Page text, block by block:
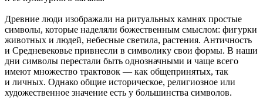
Древние люди изображали на ритуальных камнях простые
символы, которые наделяли божественным смыслом: фигурки
животных и людей, небесные светила, растения. Античность
и Средневековье привнесли в символику свои формы. В наши
дни символы перестали быть однозначными и чаще всего
имеют множество трактовок — как общепринятых, так
и личных. Однако общие историческое, религиозное или
художественное значение есть у большинства символов.